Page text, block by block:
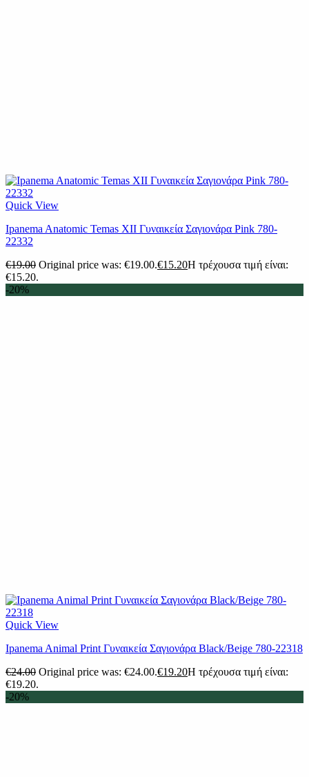
Quick View
Ipanema Anatomic Temas XII Γυναικεία Σαγιονάρα Pink 780-
22332
€19.00 Original price was: €19.00.€15.20Η τρέχουσα τιμή είναι:
€15.20.
-20%
Quick View
Ipanema Animal Print Γυναικεία Σαγιονάρα Black/Beige 780-22318
€24.00 Original price was: €24.00.€19.20Η τρέχουσα τιμή είναι:
€19.20.
-20%